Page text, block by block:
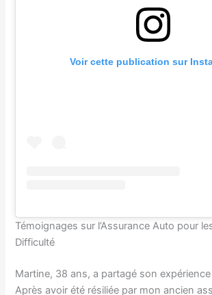
Voir cette publication sur
Témoignages sur l’Assurance Auto pour
Difficulté
Martine, 38 ans, a partagé son
Après avoir été résiliée par mon ancien